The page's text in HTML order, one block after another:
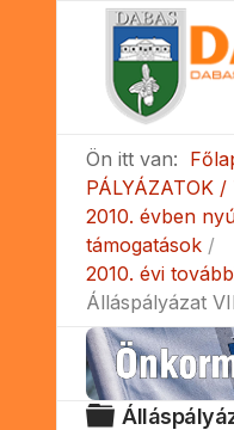
Ön itt van:
PÁLYÁZATOK
2010. évben
támogatások
2010. évi
Álláspályázat
Mappa